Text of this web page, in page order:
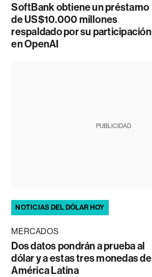
SoftBank obtiene un préstamo
de US$10.000 millones
respaldado por su participación
en OpenAI
PUBLICIDAD
NOTICIAS DEL DÓLAR HOY
MERCADOS
Dos datos pondrán a prueba al
dólar y a estas tres monedas de
América Latina